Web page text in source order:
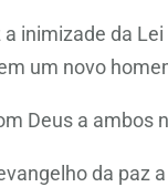
inimizade da
um novo
Deus a ambos
da paz